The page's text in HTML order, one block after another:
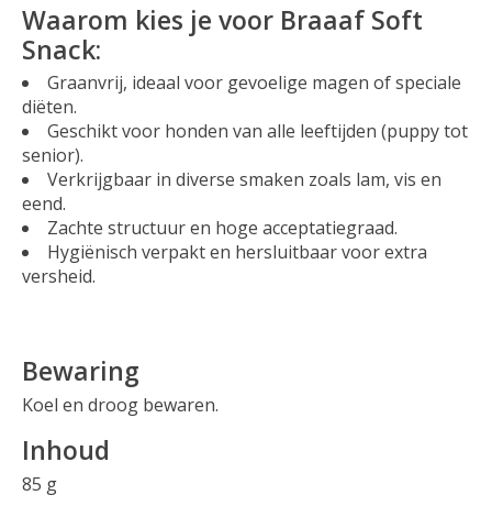
Waarom kies je voor Braaaf Soft
Snack:
Graanvrij, ideaal voor gevoelige magen of speciale
diëten.
Geschikt voor honden van alle leeftijden (puppy tot
senior).
Verkrijgbaar in diverse smaken zoals lam, vis en
eend.
Zachte structuur en hoge acceptatiegraad.
Hygiënisch verpakt en hersluitbaar voor extra
versheid.
Bewaring
Koel en droog bewaren.
Inhoud
85 g